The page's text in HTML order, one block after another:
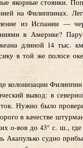
якорные стоянки.
на Филиппинах.
из Испании —
в Америке?
длиной 14 тыс.
в той же полосе
колонизации
вывод: в
Нужно было
в качестве
о-вов до 43° с. ш.,
Акапулько судно